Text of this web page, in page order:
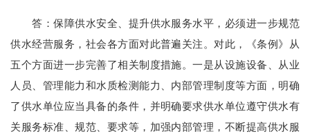
答：保障供水安全、提升供水服务水平，必须进一步规范
供水经营服务，社会各方面对此普遍关注。对此，《条例》从
五个方面进一步完善了相关制度措施。一是从设施设备、从业
人员、管理能力和水质检测能力、内部管理制度等方面，明确
了供水单位应当具备的条件，并明确要求供水单位遵守供水有
关服务标准、规范、要求等，加强内部管理，不断提高供水服